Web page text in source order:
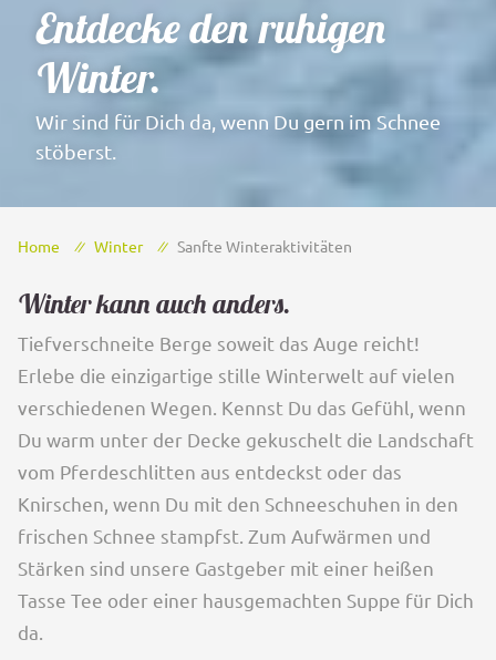
Entdecke den ruhigen
Winter.
Wir sind für Dich da, wenn Du gern im Schnee
stöberst.
Home Winter Sanfte Winteraktivitäten
Winter kann auch anders.
Tiefverschneite Berge soweit das Auge reicht!
Erlebe die einzigartige stille Winterwelt auf vielen
verschiedenen Wegen. Kennst Du das Gefühl, wenn
Du warm unter der Decke gekuschelt die Landschaft
vom Pferdeschlitten aus entdeckst oder das
Knirschen, wenn Du mit den Schneeschuhen in den
frischen Schnee stampfst. Zum Aufwärmen und
Stärken sind unsere Gastgeber mit einer heißen
Tasse Tee oder einer hausgemachten Suppe für Dich
da.